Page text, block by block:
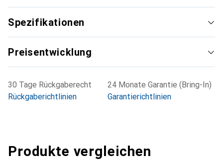
Spezifikationen
Preisentwicklung
30 Tage Rückgaberecht
Rückgaberichtlinien
24 Monate Garantie (Bring-In)
Garantierichtlinien
Produkte vergleichen